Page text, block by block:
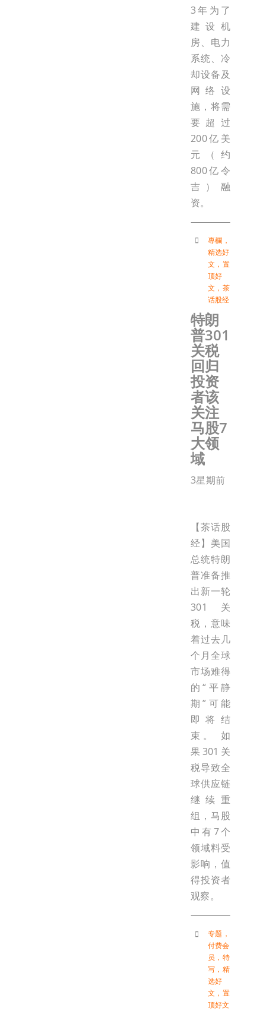
3年为了
建设机
房、电力
系统、冷
却设备及
网络设
施，将需
要超过
200亿美
元（约
800亿令
吉）融
资。
專欄 ，
精选好
文 ， 置
顶好
文 ， 茶
话股经
特朗
普301
关税
回归
投资
者该
关注
马股7
大领
域
3星期前
【茶话股
经】美国
总统特朗
普准备推
出新一轮
301关
税，意味
着过去几
个月全球
市场难得
的“平静
期”可能
即将结
束。 如
果301关
税导致全
球供应链
继续重
组，马股
中有7个
领域料受
影响，值
得投资者
观察。
专题 ，
付费会
员 ， 特
写 ， 精
选好
文 ， 置
顶好文